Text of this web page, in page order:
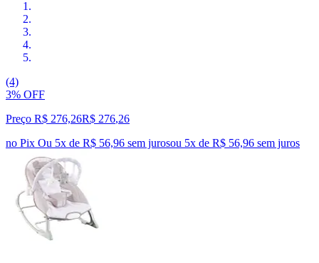
(4)
3% OFF
Preço R$ 276,26R$ 276,26
no Pix Ou 5x de R$ 56,96 sem jurosou 5x de R$ 56,96 sem juros